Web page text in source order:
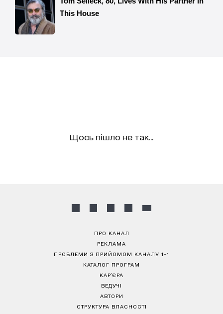
Щось пішло не так...
ПРО КАНАЛ
РЕКЛАМА
ПРОБЛЕМИ З ПРИЙОМОМ КАНАЛУ 1+1
КАТАЛОГ ПРОГРАМ
КАР’ЄРА
ВЕДУЧІ
АВТОРИ
СТРУКТУРА ВЛАСНОСТІ